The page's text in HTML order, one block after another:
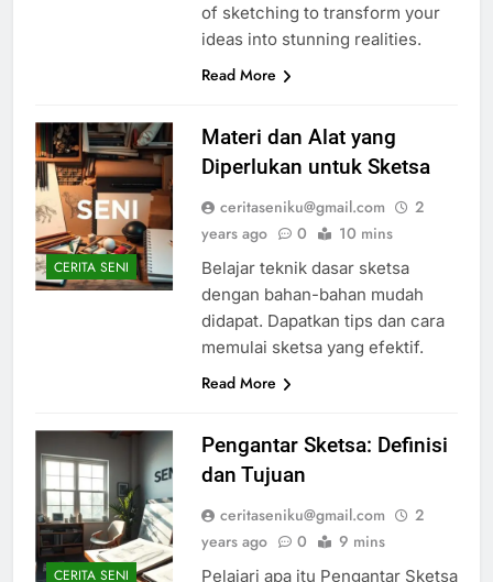
of sketching to transform your
ideas into stunning realities.
Read More
CERITA SENI
Materi dan Alat yang
Diperlukan untuk Sketsa
ceritaseniku@gmail.com
2
years ago
0 10 mins
Belajar teknik dasar sketsa
dengan bahan-bahan mudah
didapat. Dapatkan tips dan cara
memulai sketsa yang efektif.
Read More
CERITA SENI
Pengantar Sketsa: Definisi
dan Tujuan
ceritaseniku@gmail.com
2
years ago
0 9 mins
Pelajari apa itu Pengantar Sketsa